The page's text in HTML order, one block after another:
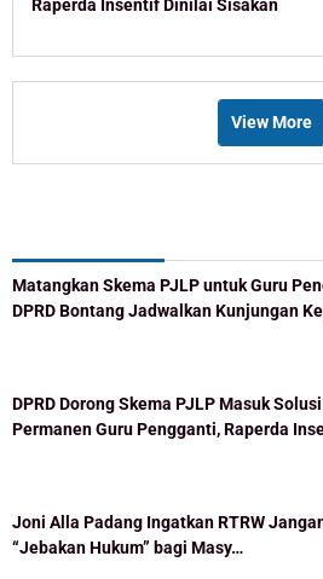
Raperda Insentif Dinilai Sisakan
View More
Matangkan Skema PJLP untuk Guru
DPRD Bontang Jadwalkan Kunjungan
DPRD Dorong Skema PJLP Masuk Solusi
Permanen Guru Pengganti, Raperda
Joni Alla Padang Ingatkan RTRW
“Jebakan Hukum” bagi Masy…